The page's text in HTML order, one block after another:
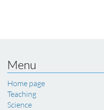
Menu
Home page
Teaching
Science